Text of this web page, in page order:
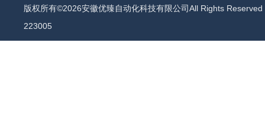
版权所有©2026安徽优臻自动化科技有限公司All Rights
223005